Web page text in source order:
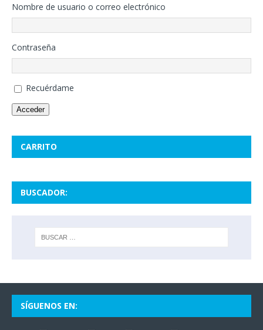
Nombre de usuario o correo electrónico
Contraseña
Recuérdame
Acceder
CARRITO
BUSCADOR:
SÍGUENOS EN: